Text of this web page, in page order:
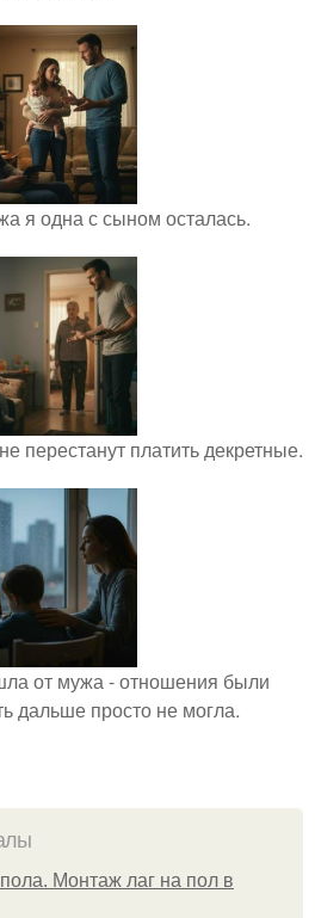
я одна с сыном осталась.
перестанут платить декретные.
от мужа - отношения были
дальше просто не могла.
Монтаж лаг на пол в